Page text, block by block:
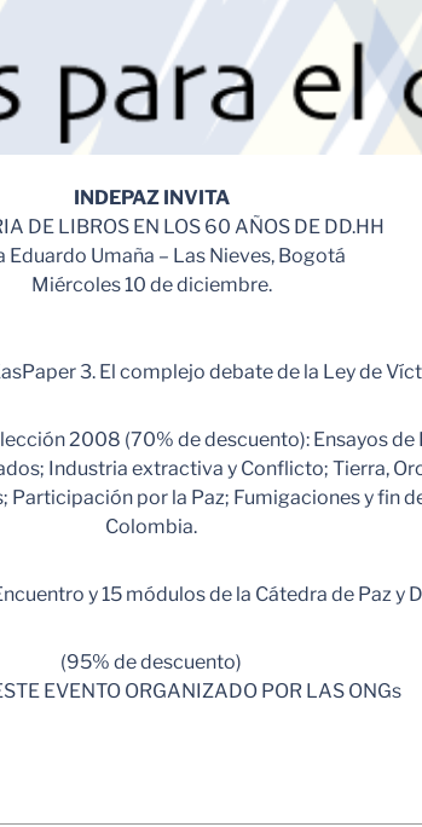
INDEPAZ INVITA
DE LIBROS EN LOS 60 AÑOS DE DD.HH
Eduardo Umaña – Las Nieves, Bogotá
Miércoles 10 de diciembre.
3. El complejo debate de la Ley de
2008 (70% de descuento): Ensayos de
Industria extractiva y Conflicto; Tierra,
Participación por la Paz; Fumigaciones y fin
Colombia.
y 15 módulos de la Cátedra de Paz y
(95% de descuento)
EVENTO ORGANIZADO POR LAS ONGs